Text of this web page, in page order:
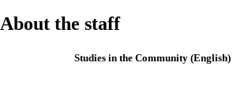
About the staff
(English) Studies in the Community